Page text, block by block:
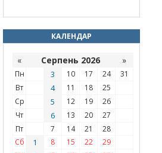
КАЛЕНДАР
« Серпень 2026 »
Пн 3 10 17 24
31
Вт
4 11 18
25
Ср
5 12 19
26
Чт
6 13 20
27
Пт
7 14 21
28
Сб
1 8 15 22
29